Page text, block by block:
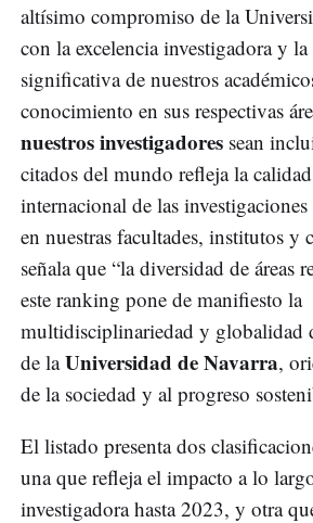
altísimo compromiso de la
con la excelencia investigadora y
significativa de nuestros
conocimiento en sus respectivas
nuestros investigadores sean
citados del mundo refleja la
internacional de las investigaciones
en nuestras facultades, institutos y
señala que “la diversidad de áreas
este ranking pone de manifiesto la
multidisciplinariedad y globalidad
de laUniversidad de Navarra,
de la sociedad y al progreso
El listado presenta dos
una que refleja el impacto a lo
investigadora hasta 2023, y otra